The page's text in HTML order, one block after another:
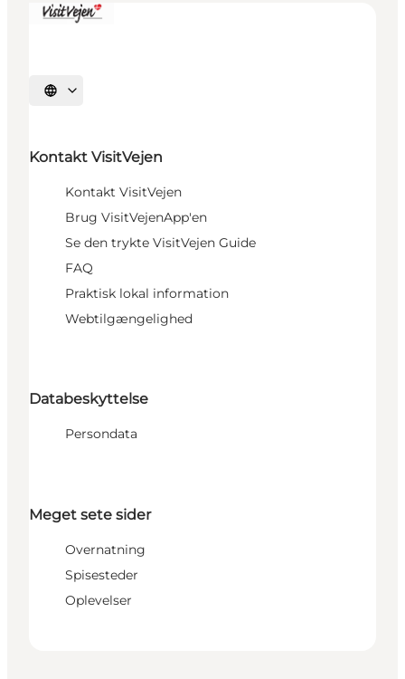
Vælg sprog
Kontakt VisitVejen
Kontakt VisitVejen
Brug VisitVejenApp'en
Se den trykte VisitVejen Guide
FAQ
Praktisk lokal information
Webtilgængelighed
Databeskyttelse
Persondata
Meget sete sider
Overnatning
Spisesteder
Oplevelser